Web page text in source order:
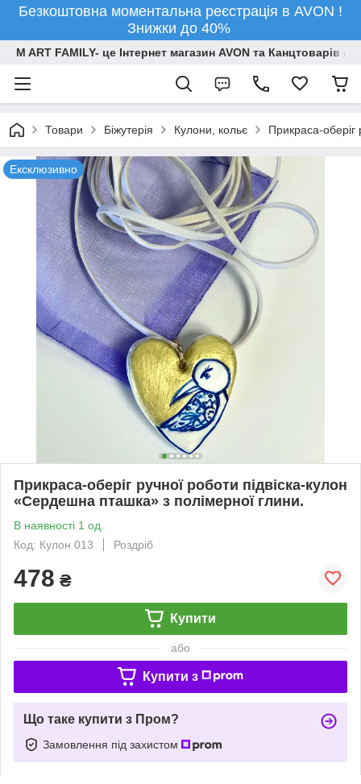
Безкоштовна моментальна реєстрація в AVON !
Знижки до 40%
M ART FAMILY- це Інтернет магазин AVON та Канцтоварів
Товари Біжутерія Кулони, кольє Прикраса-оберіг
Ексклюзивно
Прикраса-оберіг ручної роботи підвіска-кулон
«Сердешна пташка» з полімерної глини.
В наявності 1 од.
Код: Кулон 013
Роздріб
478 ₴
Купити
або
Купити з
Що таке купити з Пром?
Замовлення під захистом